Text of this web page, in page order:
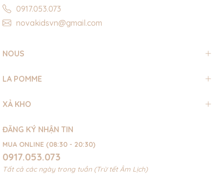
0917.053.073
novakidsvn@gmail.com
NOUS
LA POMME
XẢ KHO
ĐĂNG KÝ NHẬN TIN
MUA ONLINE (08:30 - 20:30)
0917.053.073
Tất cả các ngày trong tuần (Trừ tết Âm Lịch)